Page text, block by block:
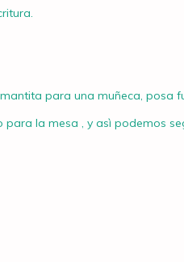
para una muñeca, posa
la mesa , y asì podemos